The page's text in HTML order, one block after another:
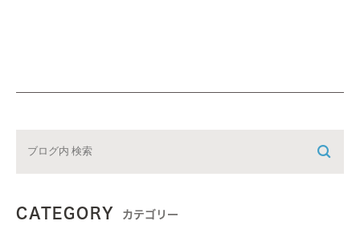
CATEGORY カテゴリー